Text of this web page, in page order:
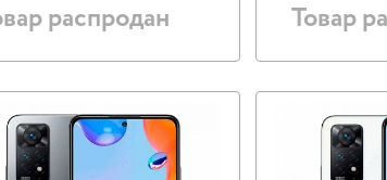
распродан Товар